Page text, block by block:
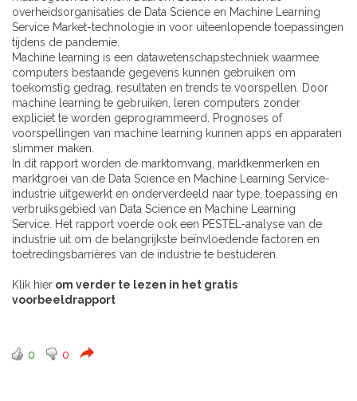
overheidsorganisaties de Data Science en Machine Learning
Service Market-technologie in voor uiteenlopende toepassingen
tijdens de pandemie.
Machine learning is een datawetenschapstechniek waarmee
computers bestaande gegevens kunnen gebruiken om
toekomstig gedrag, resultaten en trends te voorspellen. Door
machine learning te gebruiken, leren computers zonder
expliciet te worden geprogrammeerd. Prognoses of
voorspellingen van machine learning kunnen apps en apparaten
slimmer maken.
In dit rapport worden de marktomvang, marktkenmerken en
marktgroei van de Data Science en Machine Learning Service-
industrie uitgewerkt en onderverdeeld naar type, toepassing en
verbruiksgebied van Data Science en Machine Learning
Service. Het rapport voerde ook een PESTEL-analyse van de
industrie uit om de belangrijkste beïnvloedende factoren en
toetredingsbarrières van de industrie te bestuderen.
Klik hier om verder te lezen in het gratis
voorbeeldrapport
0 0